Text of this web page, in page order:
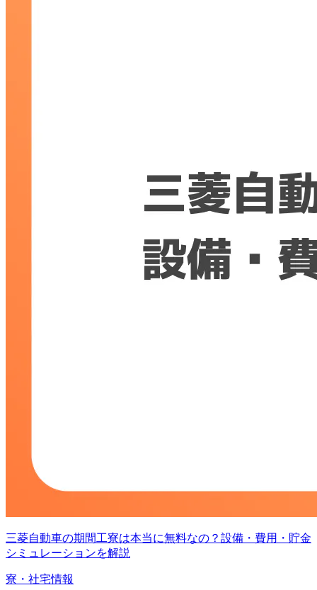
三菱自動車の期間工寮は本当に無料なの？設備・費用・貯金
シミュレーションを解説
寮・社宅情報